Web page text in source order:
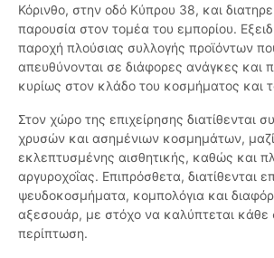
Κόρινθο, στην οδό Κύπρου 38, και
παρουσία στον τομέα του εμπορίου.
παροχή πλούσιας συλλογής προϊόντων
απευθύνονται σε διάφορες ανάγκες και
κυρίως στον κλάδο του κοσμήματος και
Στον χώρο της επιχείρησης διατίθενται
χρυσών και ασημένιων κοσμημάτων,
εκλεπτυσμένης αισθητικής, καθώς και
αργυροχοΐας. Επιπρόσθετα, διατίθενται
ψευδοκοσμήματα, κομπολόγια και
αξεσουάρ, με στόχο να καλύπτεται κάθε
περίπτωση.